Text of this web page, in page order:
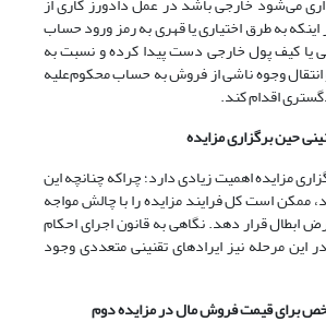
به طرق اختیاری یا قهری به رمز ورود حساب
یا کیف پول خارجی دست پیدا کرده و نسبت به
وجوه ناشی از فروش به حساب محکوم‌علیه
اقدام کند.
حین برگزاری مزایده
مزایده اهمیت زیادی دارد؛ چراکه چنانچه این
ممکن است کل فرایند مزایده را با چالش مواجه
ابطال قرار دهد. نگاهی به قانون اجرای احکام
مرحله نیز ایرادهای تقنینی متعددی وجود